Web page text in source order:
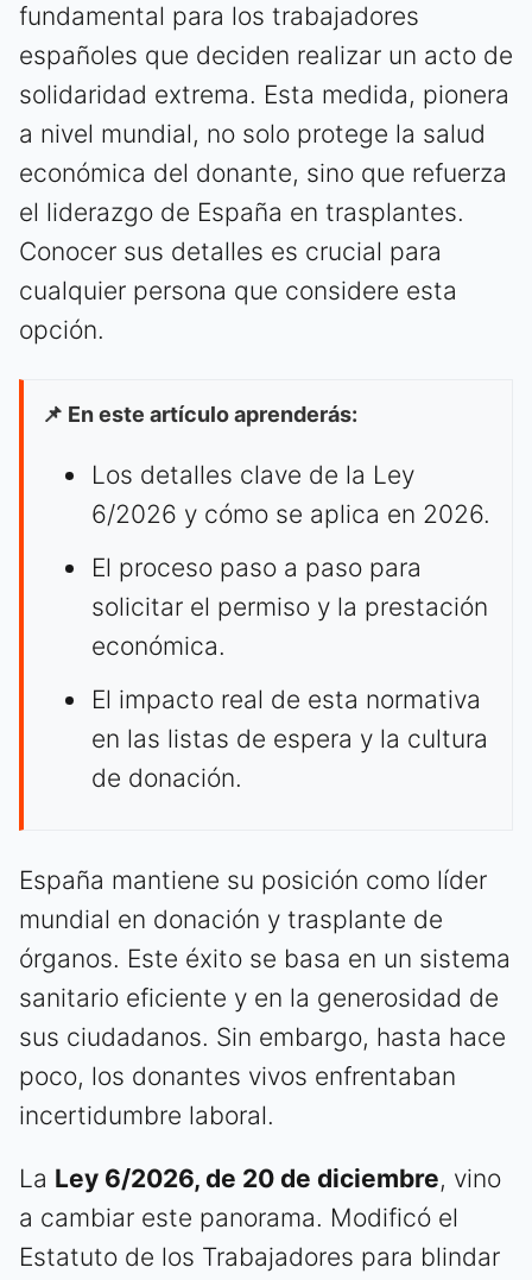
fundamental para los trabajadores
españoles que deciden realizar un acto de
solidaridad extrema. Esta medida, pionera
a nivel mundial, no solo protege la salud
económica del donante, sino que refuerza
el liderazgo de España en trasplantes.
Conocer sus detalles es crucial para
cualquier persona que considere esta
opción.
📌 En este artículo aprenderás:
Los detalles clave de la Ley
6/2026 y cómo se aplica en 2026.
El proceso paso a paso para
solicitar el permiso y la prestación
económica.
El impacto real de esta normativa
en las listas de espera y la cultura
de donación.
España mantiene su posición como líder
mundial en donación y trasplante de
órganos. Este éxito se basa en un sistema
sanitario eficiente y en la generosidad de
sus ciudadanos. Sin embargo, hasta hace
poco, los donantes vivos enfrentaban
incertidumbre laboral.
La Ley 6/2026, de 20 de diciembre, vino
a cambiar este panorama. Modificó el
Estatuto de los Trabajadores para blindar